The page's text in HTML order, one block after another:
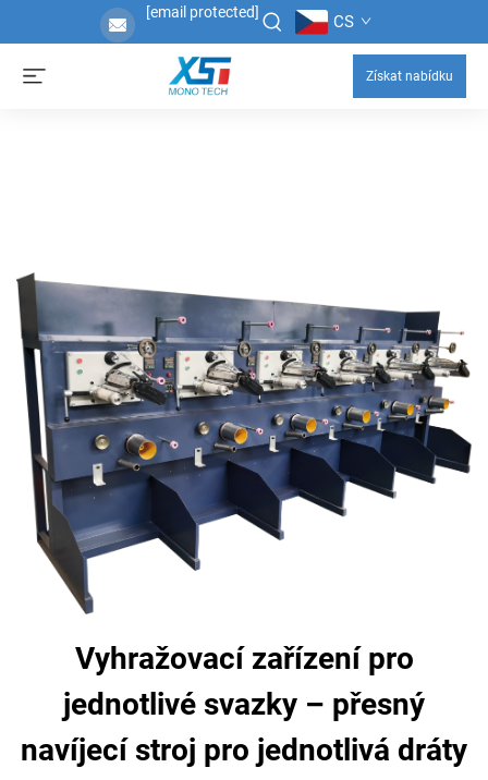
[email protected] CS
Získat nabídku
Vyhražovací zařízení pro
jednotlivé svazky – přesný
navíjecí stroj pro jednotlivá dráty